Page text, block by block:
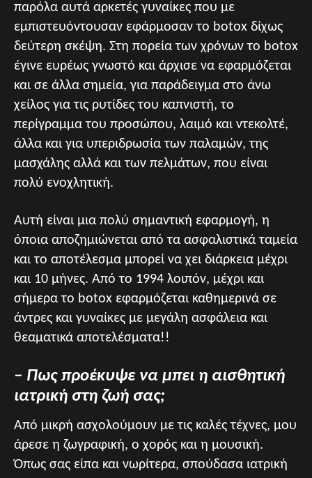
παρόλα αυτά αρκετές γυναίκες που με
εμπιστευόντουσαν εφάρμοσαν το botox δίχως
δεύτερη σκέψη. Στη πορεία των χρόνων το botox
έγινε ευρέως γνωστό και άρχισε να εφαρμόζεται
και σε άλλα σημεία, για παράδειγμα στο άνω
χείλος για τις ρυτίδες του καπνιστή, το
περίγραμμα του προσώπου, λαιμό και ντεκολτέ,
άλλα και για υπεριδρωσία των παλαμών, της
μασχάλης αλλά και των πελμάτων, που είναι
πολύ ενοχλητική.
Αυτή είναι μια πολύ σημαντική εφαρμογή, η
όποια αποζημιώνεται από τα ασφαλιστικά ταμεία
και το αποτέλεσμα μπορεί να χει διάρκεια μέχρι
και 10 μήνες. Από το 1994 λοιπόν, μέχρι και
σήμερα το botox εφαρμόζεται καθημερινά σε
άντρες και γυναίκες με μεγάλη ασφάλεια και
θεαματικά αποτελέσματα!!
– Πως προέκυψε να μπει η αισθητική
ιατρική στη ζωή σας;
Από μικρή ασχολούμουν με τις καλές τέχνες, μου
άρεσε η ζωγραφική, ο χορός και η μουσική.
Όπως σας είπα και νωρίτερα, σπούδασα ιατρική